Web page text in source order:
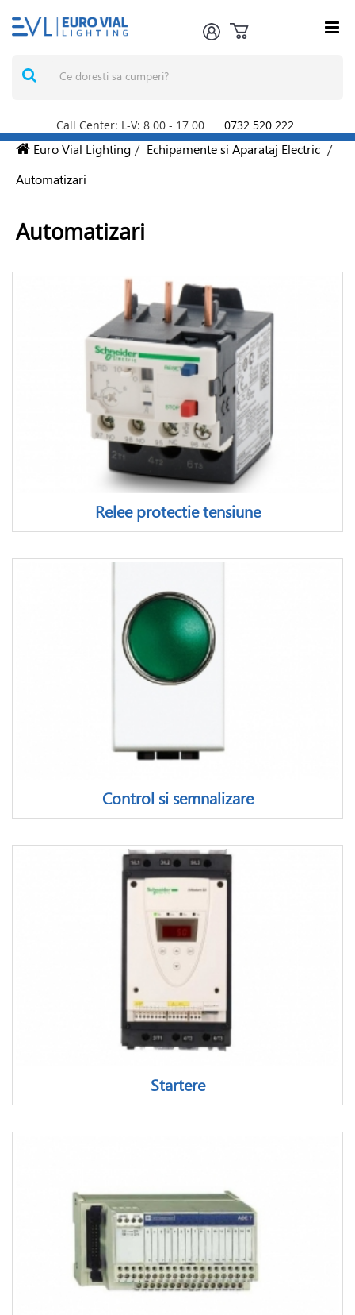
Call Center: L-V: 8 00 - 17 00 0732 520 222
Euro Vial Lighting / Echipamente si Aparataj Electric /
Automatizari
Automatizari
Relee protectie tensiune
Control si semnalizare
Startere